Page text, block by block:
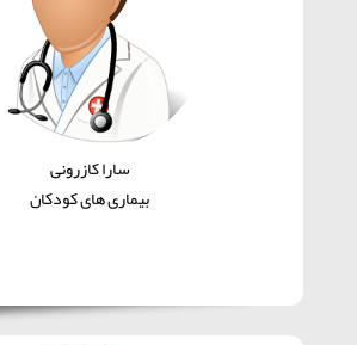
سارا کازرونی
بیماری های کودکان